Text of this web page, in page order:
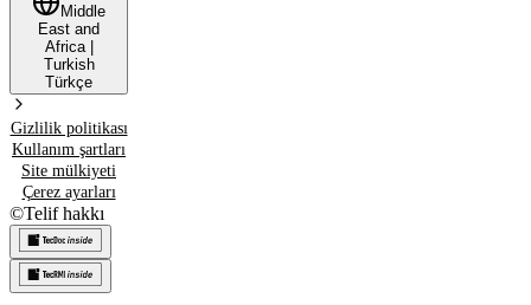
Middle
East and
Africa|
Turkish
Türkçe
Gizlilik politikası
Kullanım şartları
Site mülkiyeti
Çerez ayarları
©Telif hakkı